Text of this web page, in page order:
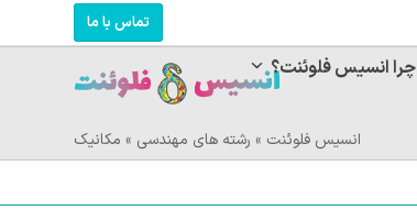
تماس با ما
چرا انسیس فلوئنت؟
انسیس فلوئنت » رشته های مهندسی » مکانیک